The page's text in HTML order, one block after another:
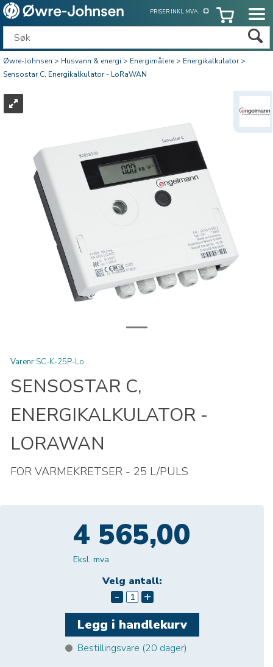
PRISER INKL. MVA.
Øwre-Johnsen>Husvann & energi>Energimålere>Energikalkulator>
Sensostar C, Energikalkulator - LoRaWAN
Varenr:SC-K-25P-Lo
SENSOSTAR C,
ENERGIKALKULATOR -
LORAWAN
FOR VARMEKRETSER - 25 L/PULS
4 565,00
Eksl. mva
Velg antall:
- +
Bestillingsvare (20 dager)